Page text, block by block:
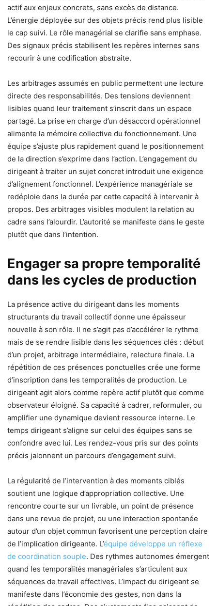
actif aux enjeux concrets, sans excès de distance.
L’énergie déployée sur des objets précis rend plus lisible
le cap suivi. Le rôle managérial se clarifie sans emphase.
Des signaux précis stabilisent les repères internes sans
recourir à une codification abstraite.
Les arbitrages assumés en public permettent une lecture
directe des responsabilités. Des tensions deviennent
lisibles quand leur traitement s’inscrit dans un espace
partagé. La prise en charge d’un désaccord opérationnel
alimente la mémoire collective du fonctionnement. Une
équipe s’ajuste plus rapidement quand le positionnement
de la direction s’exprime dans l’action. L’engagement du
dirigeant à traiter un sujet concret introduit une exigence
d’alignement fonctionnel. L’expérience managériale se
redéploie dans la durée par cette capacité à intervenir à
propos. Des arbitrages visibles modulent la relation au
cadre sans l’alourdir. L’autorité se manifeste dans le geste
plutôt que dans l’intention.
Engager sa propre temporalité
dans les cycles de production
La présence active du dirigeant dans les moments
structurants du travail collectif donne une épaisseur
nouvelle à son rôle. Il ne s’agit pas d’accélérer le rythme
mais de se rendre lisible dans les séquences clés : début
d’un projet, arbitrage intermédiaire, relecture finale. La
répétition de ces présences ponctuelles crée une forme
d’inscription dans les temporalités de production. Le
dirigeant agit alors comme repère actif plutôt que comme
observateur éloigné. Sa capacité à cadrer, reformuler, ou
amplifier une dynamique devient ressource interne. Le
temps dirigeant s’aligne sur celui des équipes sans se
confondre avec lui. Les rendez-vous pris sur des points
précis jalonnent un parcours d’engagement suivi.
La régularité de l’intervention à des moments ciblés
soutient une logique d’appropriation collective. Une
rencontre courte sur un livrable, un point de présence
dans une revue de projet, ou une interaction spontanée
autour d’un objet commun favorisent une perception claire
de l’implication dirigeante. L’équipe développe un réflexe
de coordination souple. Des rythmes autonomes émergent
quand les temporalités managériales s’articulent aux
séquences de travail effectives. L’impact du dirigeant se
manifeste dans l’économie des gestes, non dans la